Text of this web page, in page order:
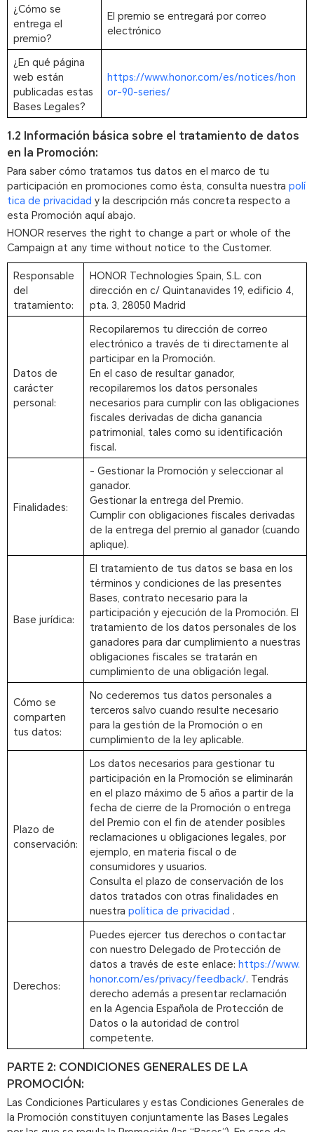
¿Cómo se
entrega el
premio?
El premio se entregará por correo
electrónico
¿En qué página
web están
publicadas estas
Bases Legales?
https://www.honor.com/es/notices/hon
or-90-series/
1.2 Información básica sobre el tratamiento de datos
en la Promoción:
Para saber cómo tratamos tus datos en el marco de tu
participación en promociones como ésta, consulta nuestra polí
tica de privacidad y la descripción más concreta respecto a
esta Promoción aquí abajo.
HONOR reserves the right to change a part or whole of the
Campaign at any time without notice to the Customer.
Responsable
del
tratamiento:
HONOR Technologies Spain, S.L. con
dirección en c/ Quintanavides 19, edificio 4,
pta. 3, 28050 Madrid
Datos de
carácter
personal:
Recopilaremos tu dirección de correo
electrónico a través de ti directamente al
participar en la Promoción.
En el caso de resultar ganador,
recopilaremos los datos personales
necesarios para cumplir con las obligaciones
fiscales derivadas de dicha ganancia
patrimonial, tales como su identificación
fiscal.
Finalidades:
- Gestionar la Promoción y seleccionar al
ganador.
Gestionar la entrega del Premio.
Cumplir con obligaciones fiscales derivadas
de la entrega del premio al ganador (cuando
aplique).
Base jurídica:
El tratamiento de tus datos se basa en los
términos y condiciones de las presentes
Bases, contrato necesario para la
participación y ejecución de la Promoción. El
tratamiento de los datos personales de los
ganadores para dar cumplimiento a nuestras
obligaciones fiscales se tratarán en
cumplimiento de una obligación legal.
Cómo se
comparten
tus datos:
No cederemos tus datos personales a
terceros salvo cuando resulte necesario
para la gestión de la Promoción o en
cumplimiento de la ley aplicable.
Plazo de
conservación:
Los datos necesarios para gestionar tu
participación en la Promoción se eliminarán
en el plazo máximo de 5 años a partir de la
fecha de cierre de la Promoción o entrega
del Premio con el fin de atender posibles
reclamaciones u obligaciones legales, por
ejemplo, en materia fiscal o de
consumidores y usuarios.
Consulta el plazo de conservación de los
datos tratados con otras finalidades en
nuestra política de privacidad .
Derechos:
Puedes ejercer tus derechos o contactar
con nuestro Delegado de Protección de
datos a través de este enlace: https://www.
honor.com/es/privacy/feedback/. Tendrás
derecho además a presentar reclamación
en la Agencia Española de Protección de
Datos o la autoridad de control
competente.
PARTE 2: CONDICIONES GENERALES DE LA
PROMOCIÓN:
Las Condiciones Particulares y estas Condiciones Generales de
la Promoción constituyen conjuntamente las Bases Legales